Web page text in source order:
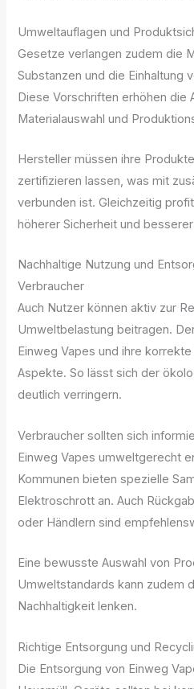
Umweltauflagen und
Gesetze verlangen zudem die
Substanzen und die Einhaltung
Diese Vorschriften erhöhen die
Materialauswahl und
Hersteller müssen ihre
zertifizieren lassen, was mit
verbunden ist. Gleichzeitig
höherer Sicherheit und
Nachhaltige Nutzung und
Verbraucher
Auch Nutzer können aktiv zur
Umweltbelastung beitragen.
Einweg Vapes und ihre
Aspekte. So lässt sich der
deutlich verringern.
Verbraucher sollten sich
Einweg Vapes umweltgerecht
Kommunen bieten spezielle
Elektroschrott an. Auch
oder Händlern sind
Eine bewusste Auswahl von
Umweltstandards kann zudem
Nachhaltigkeit lenken.
Richtige Entsorgung und
Die Entsorgung von Einweg